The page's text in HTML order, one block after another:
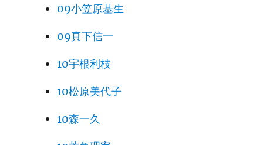
09小笠原基生
09真下信一
10宇根利枝
10松原美代子
10森一久